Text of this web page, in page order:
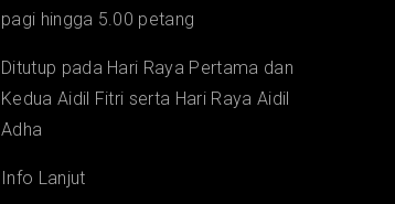
pagi hingga 5.00 petang
Ditutup pada Hari Raya Pertama dan
Kedua Aidil Fitri serta Hari Raya Aidil
Adha
Info Lanjut